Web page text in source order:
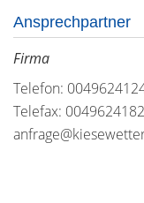
Ansprechpartner
Firma
Telefon:
Telefax: